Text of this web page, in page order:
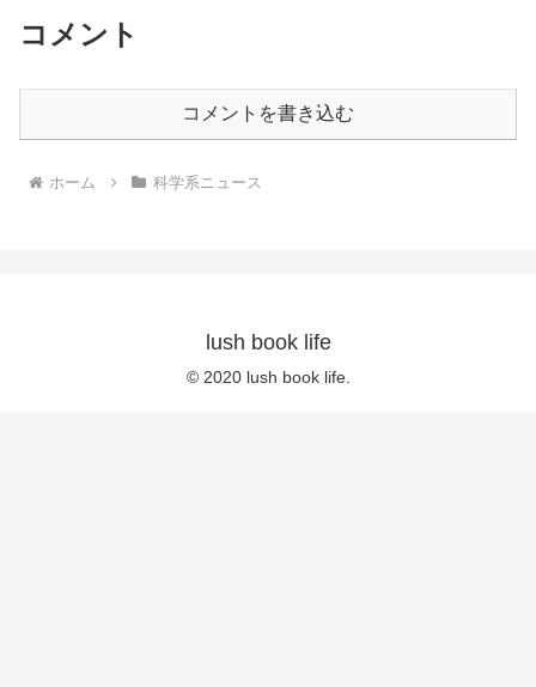
コメント
コメントを書き込む
ホーム 科学系ニュース
lush book life
© 2020 lush book life.